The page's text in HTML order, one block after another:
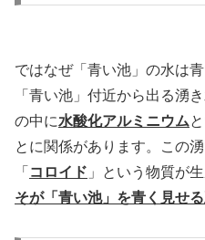
ではなぜ「青い池」の水は
「青い池」付近から出る湧
の中に水酸化アルミニウム
とに関係があります。この
「 コロイド 」という物質が
そが「青い池」を青く見せ